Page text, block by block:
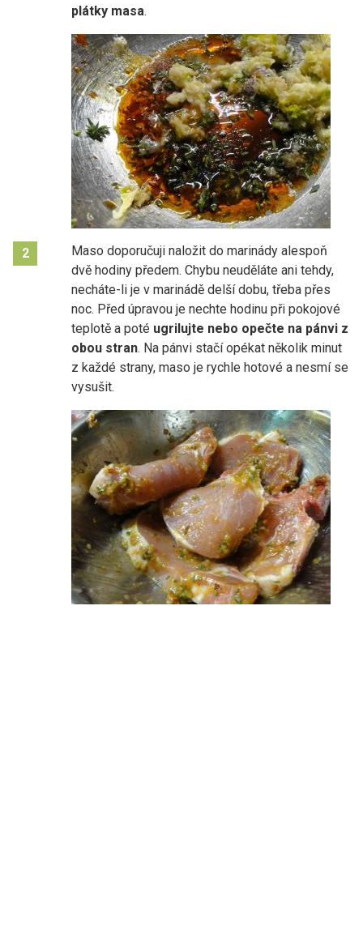
plátky masa.
2
Maso doporučuji naložit do marinády alespoň
dvě hodiny předem. Chybu neuděláte ani tehdy,
necháte-li je v marinádě delší dobu, třeba přes
noc. Před úpravou je nechte hodinu při pokojové
teplotě a poté ugrilujte nebo opečte na pánvi z
obou stran. Na pánvi stačí opékat několik minut
z každé strany, maso je rychle hotové a nesmí se
vysušit.